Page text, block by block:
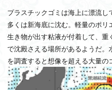
プラスチックゴミは海上に漂流
多くは新海底に沈む。軽量のポ
生き物が出す粘液が付着して、
で沈殿さえる場所があるようだ
を調査すると想像を超える大量の